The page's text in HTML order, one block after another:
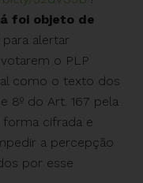
foi objeto de
para alertar
o PLP
como o texto dos
8º do Art. 167 pela
cifrada e
a percepção
por esse